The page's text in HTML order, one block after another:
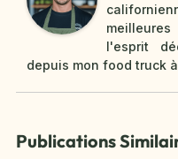
l'esprit
depuis mon food truck
Publications